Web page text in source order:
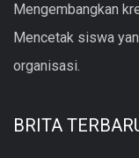
Mengembangkan
Mencetak siswa
organisasi.
BRITA